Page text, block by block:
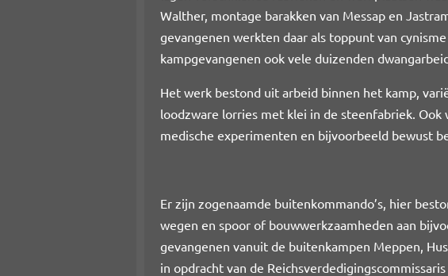
Walther, montage barakken van Messap en
gevangenen werkten daar als toppunt van
kampgevangenen ook vele duizenden
Het werk bestond uit arbeid binnen het kamp,
loodzware lorries met klei in de steenfabriek.
medische experimenten en bijvoorbeeld bewust
Er zijn zogenaamde buitenkommando’s, hier
wegen en spoor of bouwwerkzaamheden aan
gevangenen vanuit de buitenkampen Meppen,
in opdracht van de